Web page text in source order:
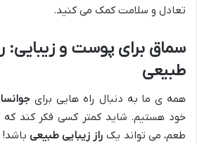
تعادل و سلامت کمک می کنید.
سماق برای پوست و
طبیعی
همه ی ما به دنبال راه هایی برای
خود هستیم. شاید کمتر کسی فکر کند
طعم، می تواند یک راز زیبایی طبیعی